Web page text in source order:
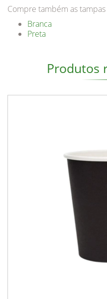
Compre também as
Branca
Preta
Produtos